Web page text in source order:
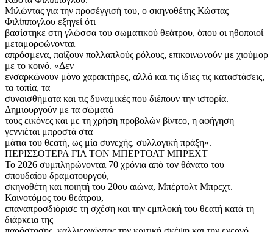
Μιλώντας για την προσέγγισή του, ο σκηνοθέτης Κώστας
Φιλίππογλου εξηγεί ότι
βασίστηκε στη γλώσσα του σωματικού θεάτρου, όπου οι ηθοποιοί
μεταμορφώνονται
απρόσμενα, παίζουν πολλαπλούς ρόλους, επικοινωνούν με χιούμορ
με το κοινό. «Δεν
ενσαρκώνουν μόνο χαρακτήρες, αλλά και τις ίδιες τις καταστάσεις,
τα τοπία, τα
συναισθήματα και τις δυναμικές που διέπουν την ιστορία.
Δημιουργούν με τα σώματά
τους εικόνες και με τη χρήση προβολών βίντεο, η αφήγηση
γεννιέται μπροστά στα
μάτια του θεατή, ως μία συνεχής, συλλογική πράξη».
ΠΕΡΙΣΣΟΤΕΡΑ ΓΙΑ ΤΟΝ ΜΠΕΡΤΟΛΤ ΜΠΡΕΧΤ
Το 2026 συμπληρώνονται 70 χρόνια από τον θάνατο του
σπουδαίου δραματουργού,
σκηνοθέτη και ποιητή του 20ου αιώνα, Μπέρτολτ Μπρεχτ.
Καινοτόμος του θεάτρου,
επαναπροσδιόρισε τη σχέση και την εμπλοκή του θεατή κατά τη
διάρκεια της